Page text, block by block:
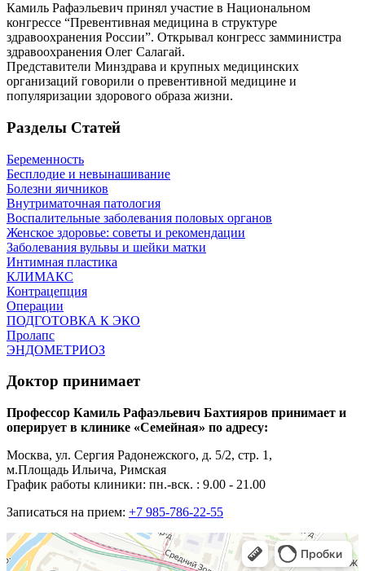
Камиль Рафаэльевич принял участие в Национальном
конгрессе “Превентивная медицина в структуре
здравоохранения России”. Открывал конгресс замминистра
здравоохранения Олег Салагай.
Представители Минздрава и крупных медицинских
организаций говорили о превентивной медицине и
популяризации здорового образа жизни.
Разделы Статей
Беременность
Бесплодие и невынашивание
Болезни яичников
Внутриматочная патология
Воспалительные заболевания половых органов
Женское здоровье: советы и рекомендации
Заболевания вульвы и шейки матки
Интимная пластика
КЛИМАКС
Контрацепция
Операции
ПОДГОТОВКА К ЭКО
Пролапс
ЭНДОМЕТРИОЗ
Доктор принимает
Профессор Камиль Рафаэльевич Бахтияров принимает и
оперирует в клинике «Семейная» по адресу:
Москва, ул. Сергия Радонежского, д. 5/2, стр. 1,
м.Площадь Ильича, Римская
График работы клиники: пн.-вск. : 9.00 - 21.00
Записаться на прием: +7 985-786-22-55